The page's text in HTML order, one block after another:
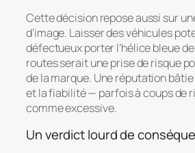
Cette décision repose aussi sur
d’image. Laisser des véhicules
défectueux porter l’hélice bleue
routes serait une prise de risque
de la marque. Une réputation
et la fiabilité — parfois à coups de
comme excessive.
Un verdict lourd de